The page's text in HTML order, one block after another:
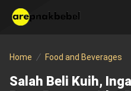
Home Food and Beverages
Salah Beli Kuih,